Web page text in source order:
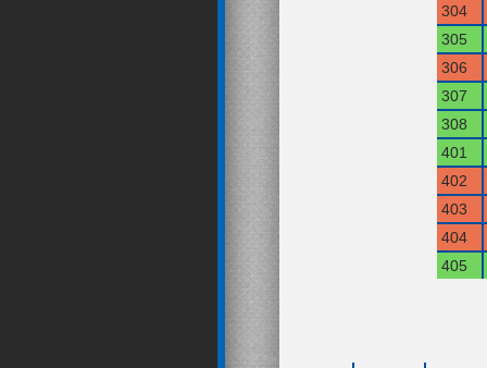
304
305
306
307
308
401
402
403
404
405